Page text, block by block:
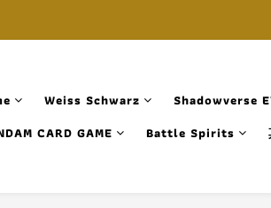
Weiss Schwarz
Shadowverse
CARD GAME Battle Spirits